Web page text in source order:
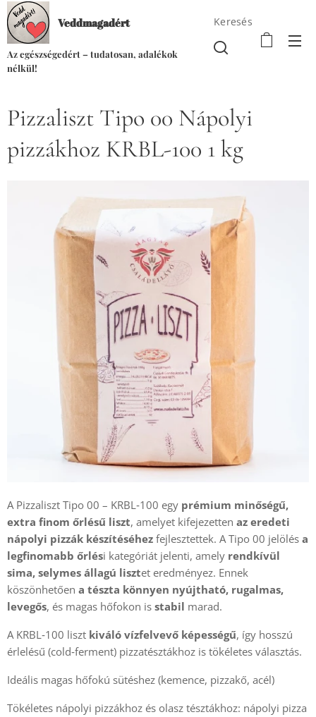
Veddmagadért
Az egészségedért – tudatosan, adalékok
nélkül!
Keresés
Pizzaliszt Tipo 00 Nápolyi
pizzákhoz KRBL-100 1 kg
A Pizzaliszt Tipo 00 – KRBL‑100 egy prémium minőségű,
extra finom őrlésű liszt, amelyet kifejezetten az eredeti
nápolyi pizzák készítéséhez fejlesztettek. A Tipo 00 jelölés a
legfinomabb őrlési kategóriát jelenti, amely rendkívül
sima, selymes állagú lisztet eredményez. Ennek
köszönhetően a tészta könnyen nyújtható, rugalmas,
levegős, és magas hőfokon is stabil marad.
A KRBL‑100 liszt kiváló vízfelvevő képességű, így hosszú
érlelésű (cold‑ferment) pizzatésztákhoz is tökéletes választás.
Ideális magas hőfokú sütéshez (kemence, pizzakő, acél)
Tökéletes nápolyi pizzákhoz és olasz tésztákhoz: nápolyi pizza